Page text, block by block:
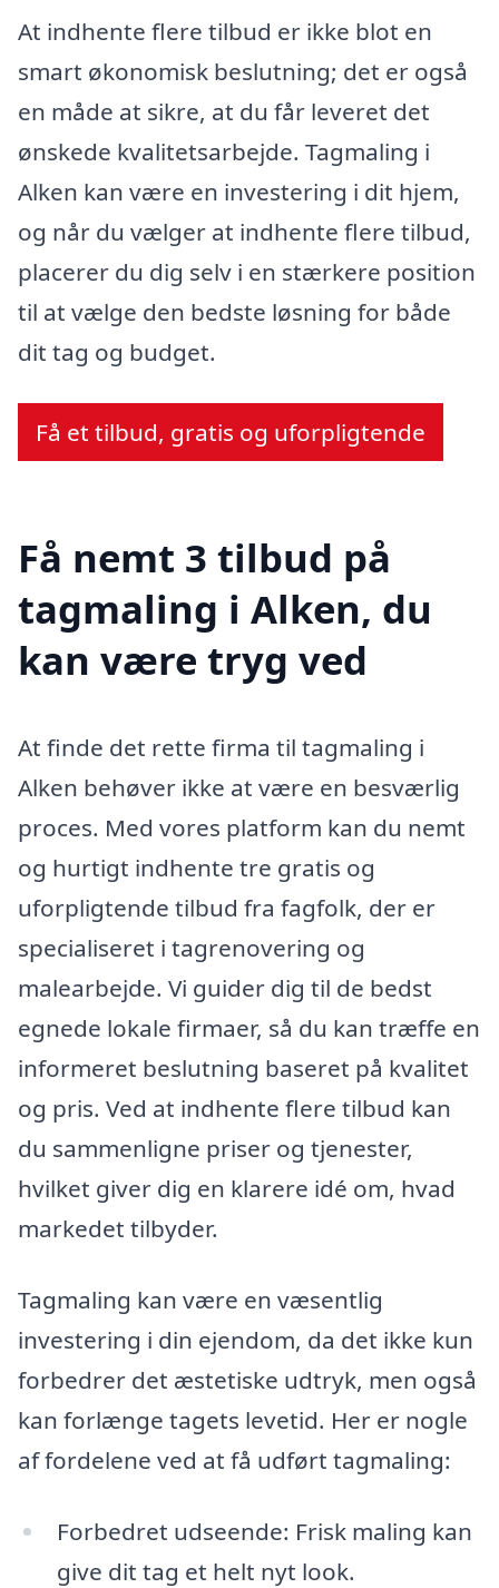
At indhente flere tilbud er ikke blot en
smart økonomisk beslutning; det er også
en måde at sikre, at du får leveret det
ønskede kvalitetsarbejde. Tagmaling i
Alken kan være en investering i dit hjem,
og når du vælger at indhente flere tilbud,
placerer du dig selv i en stærkere position
til at vælge den bedste løsning for både
dit tag og budget.
Få et tilbud, gratis og uforpligtende
Få nemt 3 tilbud på
tagmaling i Alken, du
kan være tryg ved
At finde det rette firma til tagmaling i
Alken behøver ikke at være en besværlig
proces. Med vores platform kan du nemt
og hurtigt indhente tre gratis og
uforpligtende tilbud fra fagfolk, der er
specialiseret i tagrenovering og
malearbejde. Vi guider dig til de bedst
egnede lokale firmaer, så du kan træffe en
informeret beslutning baseret på kvalitet
og pris. Ved at indhente flere tilbud kan
du sammenligne priser og tjenester,
hvilket giver dig en klarere idé om, hvad
markedet tilbyder.
Tagmaling kan være en væsentlig
investering i din ejendom, da det ikke kun
forbedrer det æstetiske udtryk, men også
kan forlænge tagets levetid. Her er nogle
af fordelene ved at få udført tagmaling:
Forbedret udseende: Frisk maling kan
give dit tag et helt nyt look.